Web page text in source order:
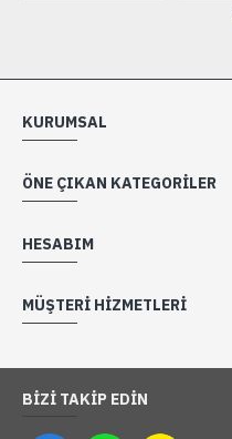
KURUMSAL
ÖNE ÇIKAN KATEGORILER
HESABIM
MÜŞTERI HIZMETLERI
BIZI TAKIP EDIN